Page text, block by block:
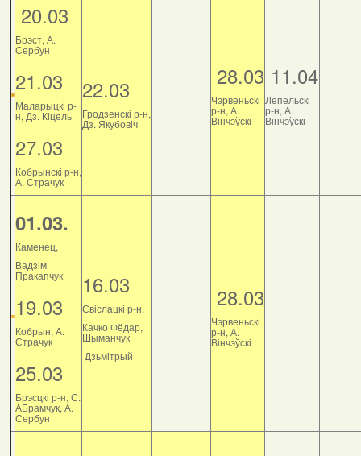
20.03
Брэст, А.
Сербун
21.03
Маларыцкі р-
н, Дз. Кіцель
27.03
Кобрынскі р-н,
А. Страчук
22.03
Гродзенскі р-н,
Дз. Якубовіч
28.03
Чэрвеньскі
р-н, А.
Вінчэўскі
11.04
Лепельскі
р-н, А.
Вінчэўскі
01.03.
Каменец,
Вадзім
Пракапчук
19.03
Кобрын, А.
Страчук
25.03
Брэсцкі р-н, С.
АБрамчук, А.
Сербун
16.03
Свіслацкі р-н,
Качко Фёдар,
Шыманчук
Дзьмітрый
28.03
Чэрвеньскі
р-н, А.
Вінчэўскі